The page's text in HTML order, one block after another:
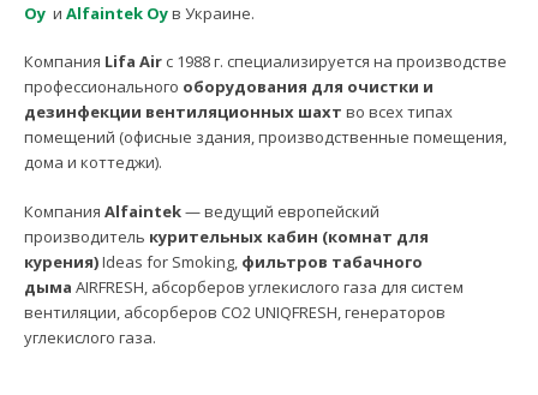
Oy и Alfaintek Oyв Украине.
Компания Lifa Air с 1988 г. специализируется на производстве
профессионального оборудования для очистки и
дезинфекции вентиляционных шахт во всех типах
помещений (офисные здания, производственные помещения,
дома и коттеджи).
Компания Alfaintek— ведущий европейский
производитель курительных кабин (комнат для
курения)Ideas for Smoking, фильтров табачного
дыма AIRFRESH, абсорберов углекислого газа для систем
вентиляции, абсорберов СО2 UNIQFRESH, генераторов
углекислого газа.